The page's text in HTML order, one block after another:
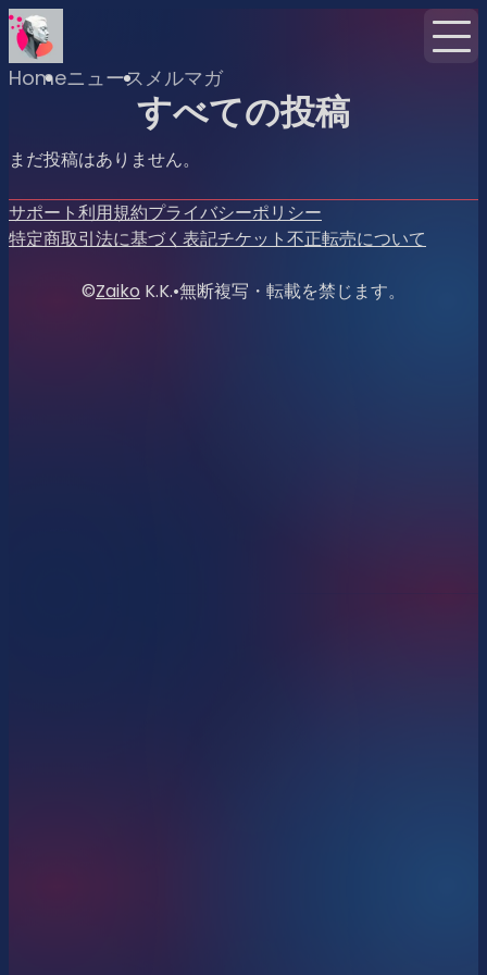
Homeニュースメルマガ
すべての投稿
まだ投稿はありません。
サポート利用規約プライバシーポリシー
特定商取引法に基づく表記チケット不正転売について
©Zaiko K.K.•無断複写・転載を禁じます。